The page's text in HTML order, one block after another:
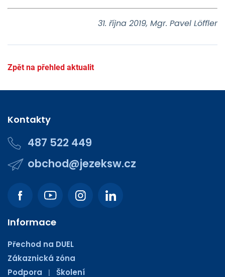
31. října 2019, Mgr. Pavel Löffler
Zpět na přehled aktualit
Kontakty
487 522 449
obchod@jezeksw.cz
Informace
Přechod na DUEL
Zákaznická zóna
Podpora
| Školení